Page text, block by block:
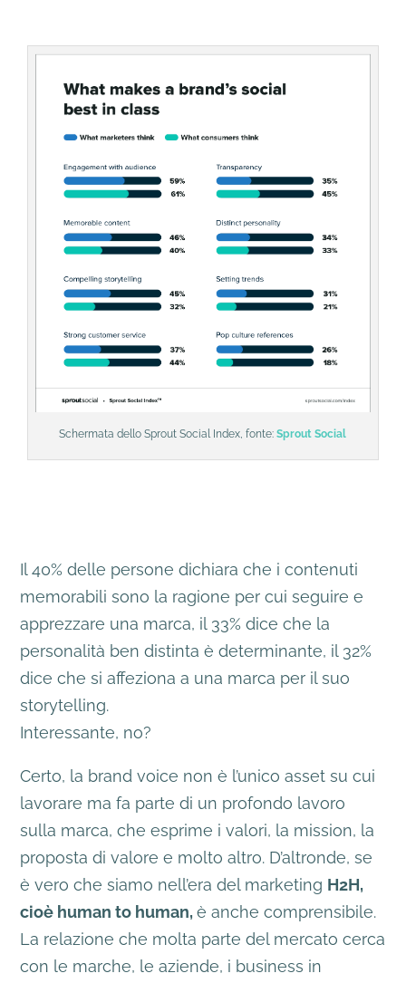
Schermata dello Sprout Social Index, fonte:Sprout Social
Il 40% delle persone dichiara che i contenuti
memorabili sono la ragione per cui seguire e
apprezzare una marca, il 33% dice che la
personalità ben distinta è determinante, il 32%
dice che si affeziona a una marca per il suo
storytelling.
Interessante, no?
Certo, la brand voice non è l’unico asset su cui
lavorare ma fa parte di un profondo lavoro
sulla marca, che esprime i valori, la mission, la
proposta di valore e molto altro. D’altronde, se
è vero che siamo nell’era del marketing H2H,
cioè human to human,è anche comprensibile.
La relazione che molta parte del mercato cerca
con le marche, le aziende, i business in